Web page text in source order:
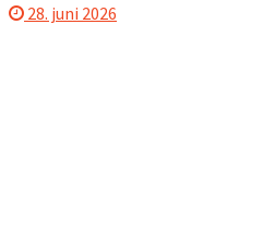
28. juni 2026